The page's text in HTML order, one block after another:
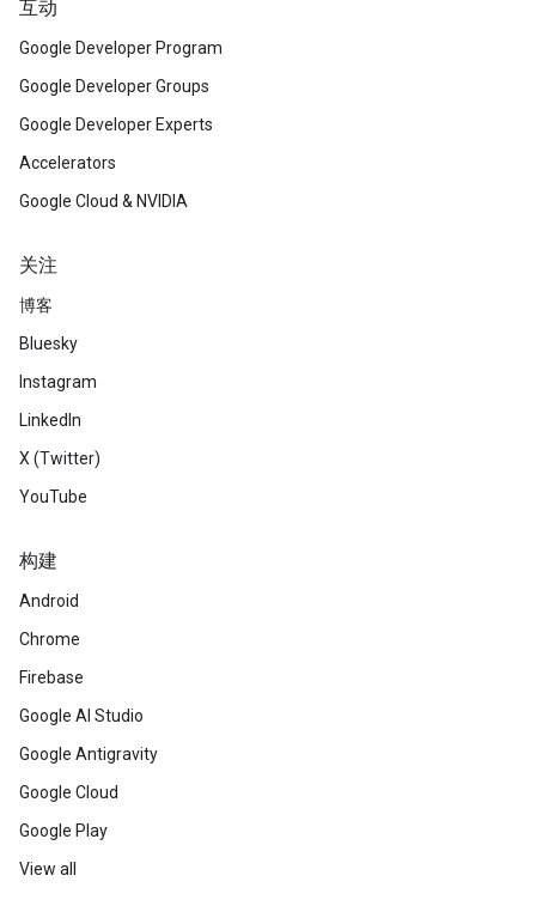
互动
Google Developer Program
Google Developer Groups
Google Developer Experts
Accelerators
Google Cloud & NVIDIA
关注
博客
Bluesky
Instagram
LinkedIn
X (Twitter)
YouTube
构建
Android
Chrome
Firebase
Google AI Studio
Google Antigravity
Google Cloud
Google Play
View all